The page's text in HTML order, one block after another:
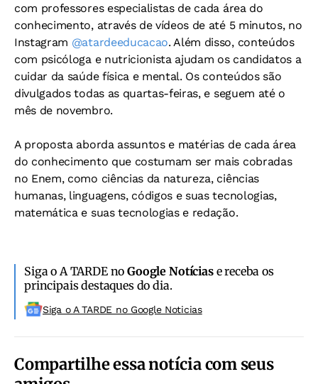
com professores especialistas de cada área do
conhecimento, através de vídeos de até 5 minutos, no
Instagram @atardeeducacao. Além disso, conteúdos
com psicóloga e nutricionista ajudam os candidatos a
cuidar da saúde física e mental. Os conteúdos são
divulgados todas as quartas-feiras, e seguem até o
mês de novembro.
A proposta aborda assuntos e matérias de cada área
do conhecimento que costumam ser mais cobradas
no Enem, como ciências da natureza, ciências
humanas, linguagens, códigos e suas tecnologias,
matemática e suas tecnologias e redação.
Siga o A TARDE noGoogle Notíciase receba os
principais destaques do dia.
Siga o A TARDE no Google Noticias
Compartilhe essa notícia com seus